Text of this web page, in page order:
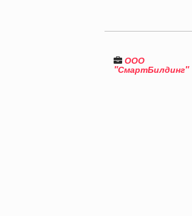
ООО
"СмартБилдинг"